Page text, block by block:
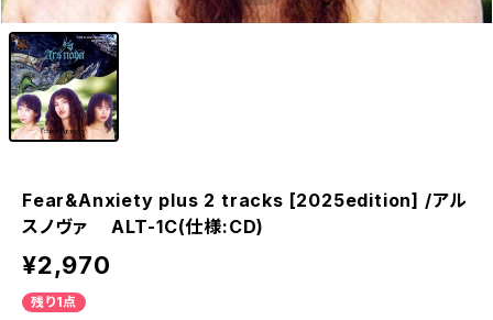
Fear&Anxiety plus 2 tracks [2025edition] /アル
スノヴァ ALT-1C(仕様:CD)
¥2,970
残り1点